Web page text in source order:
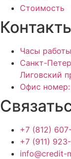
Стоимость
Часы
Санкт-
Лиговский
Офис номер:
+7 (812)
+7 (911)
info@credit-